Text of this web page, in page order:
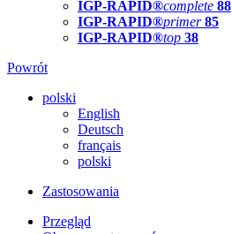
IGP-RAPID®complete 88
IGP-RAPID®primer 85
IGP-RAPID®top 38
Powrót
polski
English
Deutsch
français
polski
Zastosowania
Przegląd